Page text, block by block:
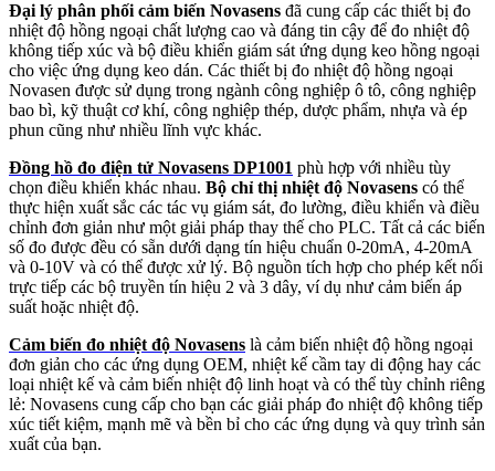
Đại lý phân phối cảm biến Novasens đã cung cấp các thiết bị đo
nhiệt độ hồng ngoại chất lượng cao và đáng tin cậy để đo nhiệt độ
không tiếp xúc và bộ điều khiển giám sát ứng dụng keo hồng ngoại
cho việc ứng dụng keo dán. Các thiết bị đo nhiệt độ hồng ngoại
Novasen được sử dụng trong ngành công nghiệp ô tô, công nghiệp
bao bì, kỹ thuật cơ khí, công nghiệp thép, dược phẩm, nhựa và ép
phun cũng như nhiều lĩnh vực khác.
Đồng hồ đo điện tử Novasens DP1001 phù hợp với nhiều tùy
chọn điều khiển khác nhau. Bộ chỉ thị nhiệt độ Novasens có thể
thực hiện xuất sắc các tác vụ giám sát, đo lường, điều khiển và điều
chỉnh đơn giản như một giải pháp thay thế cho PLC. Tất cả các biến
số đo được đều có sẵn dưới dạng tín hiệu chuẩn 0-20mA, 4-20mA
và 0-10V và có thể được xử lý. Bộ nguồn tích hợp cho phép kết nối
trực tiếp các bộ truyền tín hiệu 2 và 3 dây, ví dụ như cảm biến áp
suất hoặc nhiệt độ.
Cảm biến đo nhiệt độ Novasens là cảm biến nhiệt độ hồng ngoại
đơn giản cho các ứng dụng OEM, nhiệt kế cầm tay di động hay các
loại nhiệt kế và cảm biến nhiệt độ linh hoạt và có thể tùy chỉnh riêng
lẻ: Novasens cung cấp cho bạn các giải pháp đo nhiệt độ không tiếp
xúc tiết kiệm, mạnh mẽ và bền bỉ cho các ứng dụng và quy trình sản
xuất của bạn.